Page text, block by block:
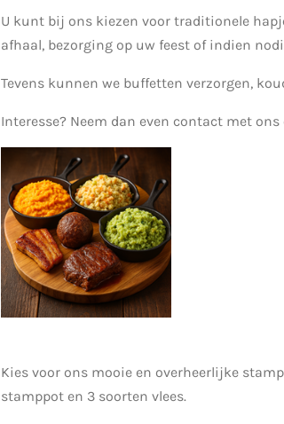
U kunt bij ons kiezen voor traditionele
afhaal, bezorging op uw feest of indien
Tevens kunnen we buffetten verzorgen,
Interesse? Neem dan even contact met
Kies voor ons mooie en overheerlijke
stamppot en 3 soorten vlees.